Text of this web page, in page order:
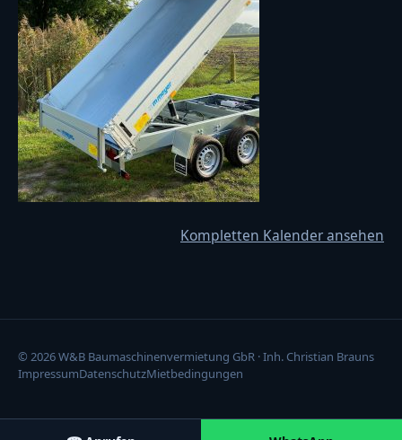
Kompletten Kalender ansehen
© 2026 W&B Baumaschinenvermietung GbR · Inh. Christian Brauns
ImpressumDatenschutzMietbedingungen